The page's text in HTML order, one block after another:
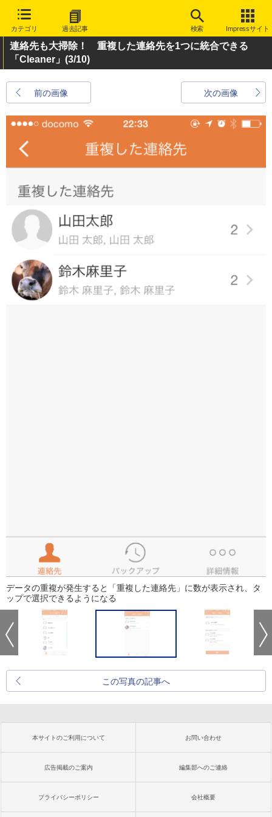
カテゴリ 過去記事 検索 Impressサイト
連絡先も大掃除！ 重複した連絡先を1つに統合できる
「Cleaner」 (3/10)
前の画像 次の画像
データの重複が発生すると「重複した連絡先」に数が表示され、タ
ップで選択できるようになる
この写真の記事へ
本サイトのご利用について お問い合わせ
広告掲載のご案内 編集部へのご連絡
プライバシーポリシー 会社概要